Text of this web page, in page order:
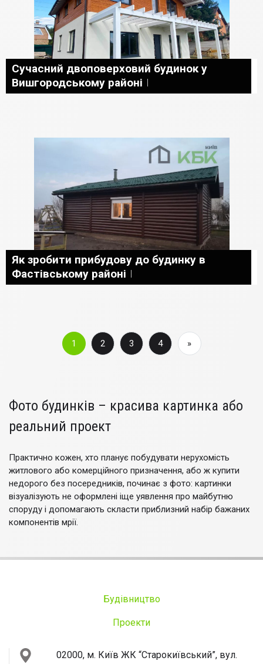
Сучасний двоповерховий будинок у
Вишгородському районі
Як зробити прибудову до будинку в
Фастівському районі
1 2 3 4 »
Фото будинків – красива картинка або
реальний проект
Практично кожен, хто планує побудувати нерухомість
житлового або комерційного призначення, або ж купити
недорого без посередників, починає з фото: картинки
візуалізують не оформлені іще уявлення про майбутню
споруду і допомагають скласти приблизний набір бажаних
компонентів мрії.
Будівництво
Проекти
02000, м. Київ ЖК “Старокиївський”, вул.